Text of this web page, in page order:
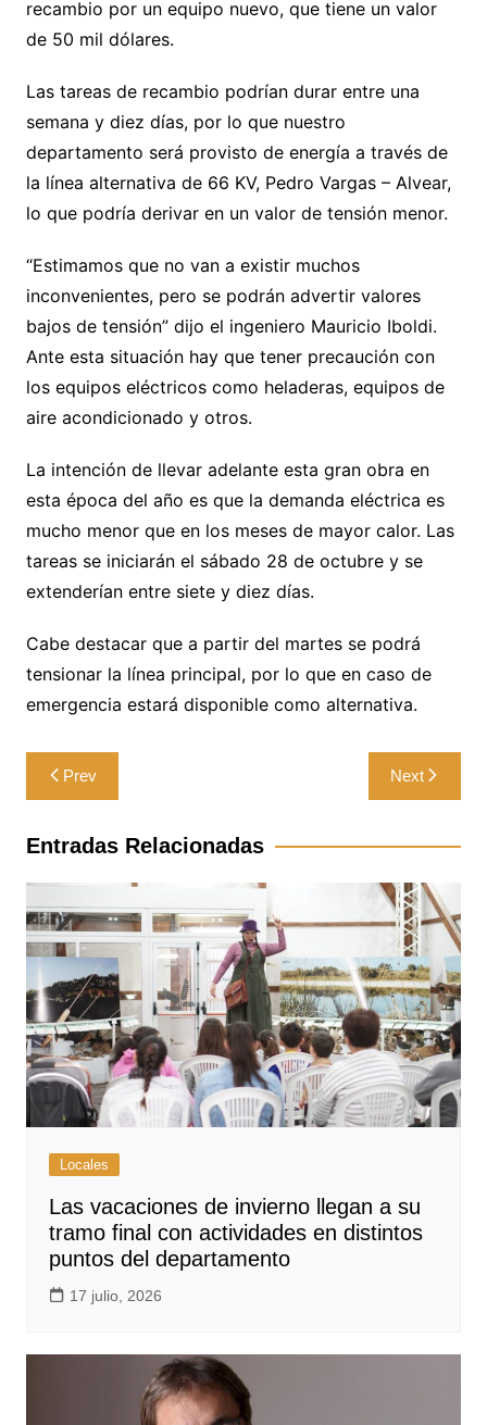
recambio por un equipo nuevo, que tiene un valor
de 50 mil dólares.
Las tareas de recambio podrían durar entre una
semana y diez días, por lo que nuestro
departamento será provisto de energía a través de
la línea alternativa de 66 KV, Pedro Vargas – Alvear,
lo que podría derivar en un valor de tensión menor.
“Estimamos que no van a existir muchos
inconvenientes, pero se podrán advertir valores
bajos de tensión” dijo el ingeniero Mauricio Iboldi.
Ante esta situación hay que tener precaución con
los equipos eléctricos como heladeras, equipos de
aire acondicionado y otros.
La intención de llevar adelante esta gran obra en
esta época del año es que la demanda eléctrica es
mucho menor que en los meses de mayor calor. Las
tareas se iniciarán el sábado 28 de octubre y se
extenderían entre siete y diez días.
Cabe destacar que a partir del martes se podrá
tensionar la línea principal, por lo que en caso de
emergencia estará disponible como alternativa.
Navegación
de
entradas
Prev Next
Entradas Relacionadas
Locales
Las vacaciones de invierno llegan a su
tramo final con actividades en distintos
puntos del departamento
17 julio, 2026